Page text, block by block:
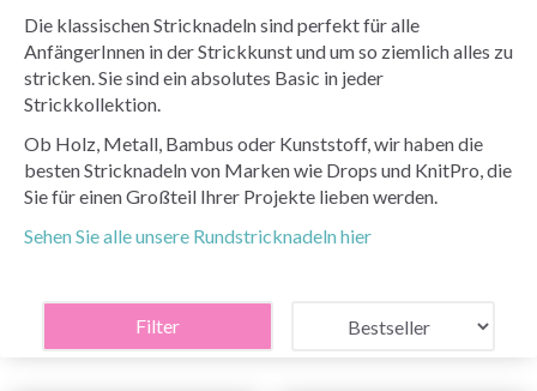
Die klassischen Stricknadeln sind perfekt für alle
AnfängerInnen in der Strickkunst und um so ziemlich alles zu
stricken. Sie sind ein absolutes Basic in jeder
Strickkollektion.
Ob Holz, Metall, Bambus oder Kunststoff, wir haben die
besten Stricknadeln von Marken wie Drops und KnitPro, die
Sie für einen Großteil Ihrer Projekte lieben werden.
Sehen Sie alle unsere Rundstricknadeln hier
Filter